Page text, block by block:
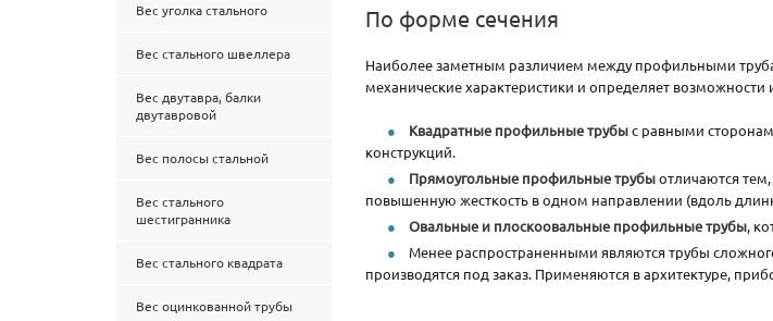
Вес уголка стального
Вес стального швеллера
Вес двутавра, балки
двутавровой
Вес полосы стальной
Вес стального
шестигранника
Вес стального квадрата
Вес оцинкованной трубы
По форме сечения
Наиболее заметным различием между профильными
механические характеристики и определяет
Квадратные профильные трубыс равными
конструкций.
Прямоугольные профильные трубыотличаются
повышенную жесткость в одном направлении (вдоль
Овальные и плоскоовальные профильные трубы,
Менее распространенными являются трубы
производятся под заказ. Применяются в архитектуре,